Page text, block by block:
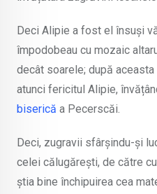
Deci Alipie a fost el însuși
împodobeau cu mozaic
decât soarele; după
atunci fericitul Alipie,
biserică a Pecerscăi.
Deci, zugravii sfârșindu-și
celei călugărești, de către
știa bine închipuirea cea